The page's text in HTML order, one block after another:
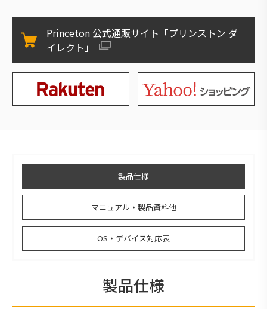
Princeton 公式通販サイト「プリンストン ダ
イレクト」
製品仕様
マニュアル・製品資料他
OS・デバイス対応表
製品仕様